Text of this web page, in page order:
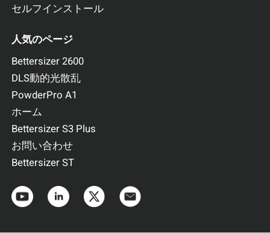
セルフインストール
人気のページ
Bettersizer 2600
DLS動的光散乱
PowderPro A1
ホーム
Bettersizer S3 Plus
お問い合わせ
Bettersizer ST